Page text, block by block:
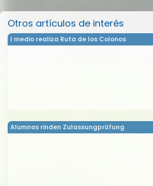
Otros artículos de interés
I medio realiza Ruta de los Colonos
Alumnos rinden Zulassungprüfung